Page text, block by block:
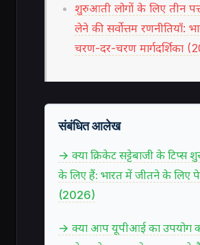
शुरुआती लोगों के लिए तीन
लेने की सर्वोत्तम रणनीतियाँ:
चरण-दर-चरण मार्गदर्शिका
संबंधित आलेख
→ क्या क्रिकेट सट्टेबाजी के टिप्स
के लिए हैं: भारत में जीतने के लिए
(2026)
→ क्या आप यूपीआई का उपयोग